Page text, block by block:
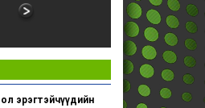
эрэгтэйчүүдийн